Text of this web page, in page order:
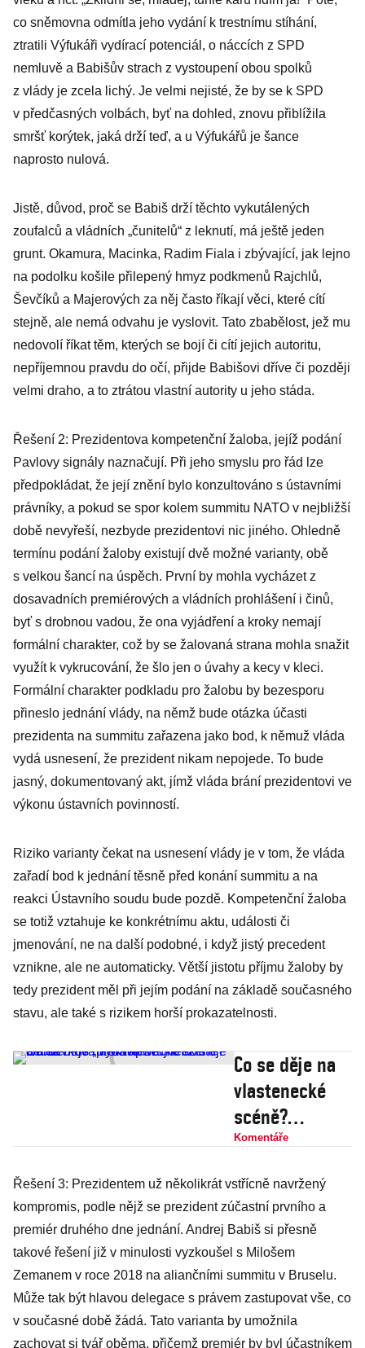
co sněmovna odmítla jeho vydání k trestnímu stíhání,
ztratili Výfukáři vydírací potenciál, o náccích z SPD
nemluvě a Babišův strach z vystoupení obou spolků
z vlády je zcela lichý. Je velmi nejisté, že by se k SPD
v předčasných volbách, byť na dohled, znovu přiblížila
smršť korýtek, jaká drží teď, a u Výfukářů je šance
naprosto nulová.
Jistě, důvod, proč se Babiš drží těchto vykutálených
zoufalců a vládních „čunitelů“ z leknutí, má ještě jeden
grunt. Okamura, Macinka, Radim Fiala i zbývající, jak lejno
na podolku košile přilepený hmyz podkmenů Rajchlů,
Ševčíků a Majerových za něj často říkají věci, které cítí
stejně, ale nemá odvahu je vyslovit. Tato zbabělost, jež mu
nedovolí říkat těm, kterých se bojí či cítí jejich autoritu,
nepříjemnou pravdu do očí, přijde Babišovi dříve či později
velmi draho, a to ztrátou vlastní autority u jeho stáda.
Řešení 2: Prezidentova kompetenční žaloba, jejíž podání
Pavlovy signály naznačují. Při jeho smyslu pro řád lze
předpokládat, že její znění bylo konzultováno s ústavními
právníky, a pokud se spor kolem summitu NATO v nejbližší
době nevyřeší, nezbyde prezidentovi nic jiného. Ohledně
termínu podání žaloby existují dvě možné varianty, obě
s velkou šancí na úspěch. První by mohla vycházet z
dosavadních premiérových a vládních prohlášení i činů,
byť s drobnou vadou, že ona vyjádření a kroky nemají
formální charakter, což by se žalovaná strana mohla snažit
využít k vykrucování, že šlo jen o úvahy a kecy v kleci.
Formální charakter podkladu pro žalobu by bezesporu
přineslo jednání vlády, na němž bude otázka účasti
prezidenta na summitu zařazena jako bod, k němuž vláda
vydá usnesení, že prezident nikam nepojede. To bude
jasný, dokumentovaný akt, jímž vláda brání prezidentovi ve
výkonu ústavních povinností.
Riziko varianty čekat na usnesení vlády je v tom, že vláda
zařadí bod k jednání těsně před konání summitu a na
reakci Ústavního soudu bude pozdě. Kompetenční žaloba
se totiž vztahuje ke konkrétnímu aktu, události či
jmenování, ne na další podobné, i když jistý precedent
vznikne, ale ne automaticky. Větší jistotu příjmu žaloby by
tedy prezident měl při jejím podání na základě současného
stavu, ale také s rizikem horší prokazatelnosti.
Co se děje na
vlastenecké
scéně?
Hantavirus
neexistuje a
Peterková
vydává svůj
knižní debut
Komentáře
Řešení 3: Prezidentem už několikrát vstřícně navržený
kompromis, podle nějž se prezident zúčastní prvního a
premiér druhého dne jednání. Andrej Babiš si přesně
takové řešení již v minulosti vyzkoušel s Milošem
Zemanem v roce 2018 na aliančními summitu v Bruselu.
Může tak být hlavou delegace s právem zastupovat vše, co
v současné době žádá. Tato varianta by umožnila
zachovat si tvář oběma, přičemž premiér by byl účastníkem